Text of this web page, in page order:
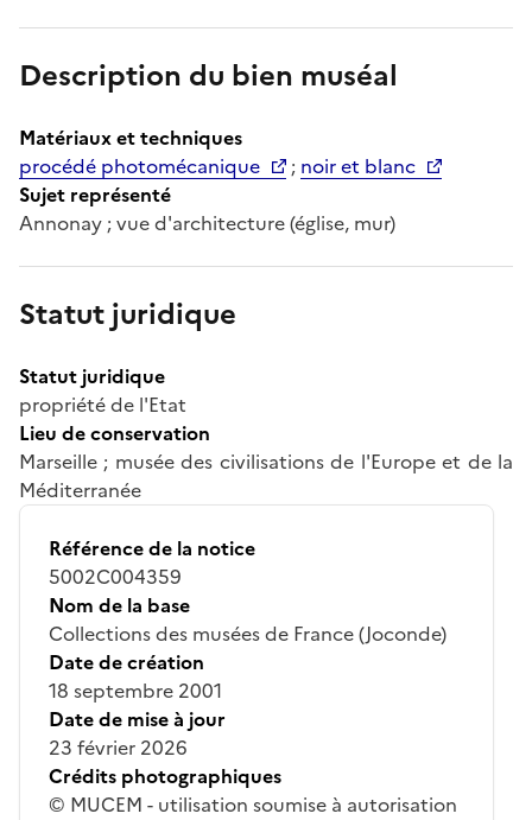
Description du bien muséal
Matériaux et techniques
procédé photomécanique
; noir et blanc
Sujet représenté
Annonay ; vue d'architecture (église, mur)
Statut juridique
Statut juridique
propriété de l'Etat
Lieu de conservation
Marseille ; musée des civilisations de l'Europe et de la
Méditerranée
Référence de la notice
5002C004359
Nom de la base
Collections des musées de France (Joconde)
Date de création
18 septembre 2001
Date de mise à jour
23 février 2026
Crédits photographiques
© MUCEM - utilisation soumise à autorisation